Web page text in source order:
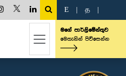
E த
මගේ පාර්ලිමේන්තුව
මෙතැනින් පිවිසෙන්න